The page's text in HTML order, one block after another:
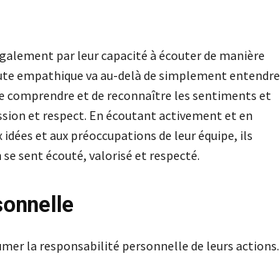
par leur capacité à écouter de manière
empathique va au-delà de simplement entendre
comprendre et de reconnaître les sentiments et
et respect. En écoutant activement et en
et aux préoccupations de leur équipe, ils
sent écouté, valorisé et respecté.
la responsabilité personnelle de leurs actions.